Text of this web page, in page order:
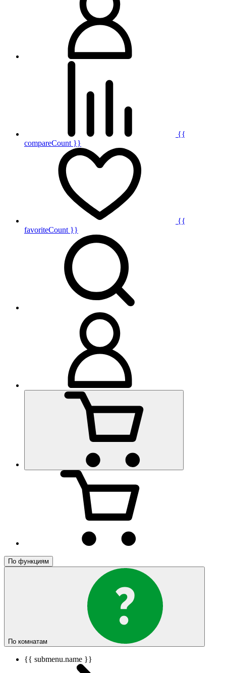
{{
compareCount }}
{{
favoriteCount }}
По функциям
По комнатам
{{ submenu.name }}